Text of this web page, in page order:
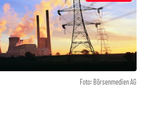
Foto: Börsenmedien AG